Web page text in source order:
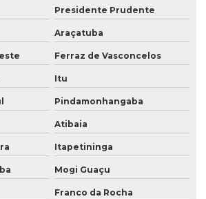
lateral
para argamassa
para textura
Presidente Prudente
Araçatuba
Ferraz de Vasconcelos
Itu
Pindamonhangaba
Atibaia
Itapetininga
Mogi Guaçu
Franco da Rocha